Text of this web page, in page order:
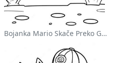
Bojanka Mario Skače Preko Goomba